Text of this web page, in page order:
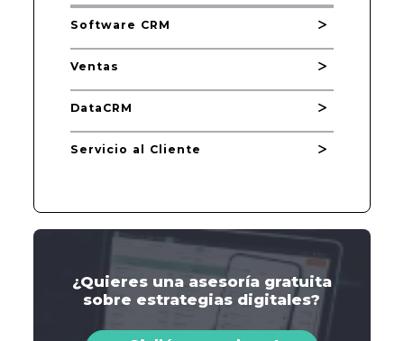
Software CRM
Ventas
DataCRM
Servicio al Cliente
¿Quieres una asesoría gratuita
sobre estrategias digitales?